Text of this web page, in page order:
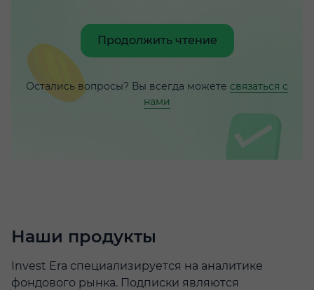
Продолжить чтение
Остались вопросы? Вы всегда можете связаться с
нами
Наши продукты
Invest Era специализируется на аналитике
фондового рынка. Подписки являются